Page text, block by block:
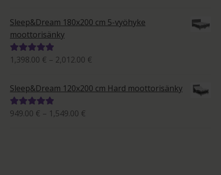
5.00
/ 5
-
1,684.00 €
Sleep&Dream 180x200 cm 5-vyöhyke
moottorisänky
Arvostelu
5.00
/ 5
1,398.00 € – 2,012.00 €
-
Sleep&Dream 120x200 cm Hard moottorisänky
Arvostelu
949.00 € – 1,549.00 €